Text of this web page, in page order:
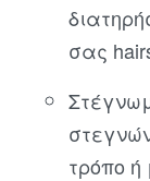
σας
τρόπο